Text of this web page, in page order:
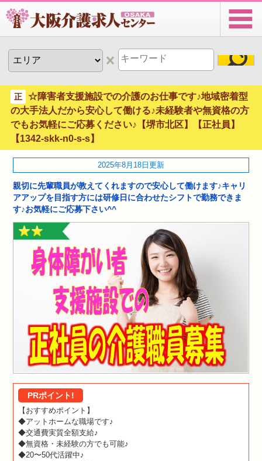
正
☆障害者支援施設での介護のお仕事です♪地域密着型
の大手法人だから安心して働ける♪未経験者や無資格の方
でもお気軽にご応募ください♪【堺市北区】【正社員】
【1342-skk-n0-s-s】
2025年8月18日更新
親切に先輩職員が教えてくれますので安心して働けます♪キャリ
アアップを目指す方には研修日に合わせたシフトで勤務できま
す♪お気軽にご応募下さい^^
PRポイント!
【おすすめポイント】
◆アットホームな職場です♪
◆交通費実質全額支給♪
◆無資格・未経験の方でも可能♪
◆20〜50代活躍中♪